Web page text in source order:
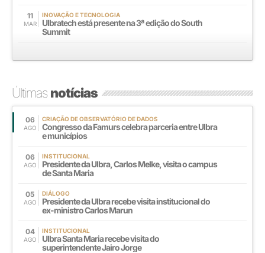
11
MAR
INOVAÇÃO E TECNOLOGIA
Ulbratech está presente na 3ª edição do South
Summit
Últimasnotícias
06
AGO
CRIAÇÃO DE OBSERVATÓRIO DE DADOS
Congresso da Famurs celebra parceria entre Ulbra
e municípios
06
AGO
INSTITUCIONAL
Presidente da Ulbra, Carlos Melke, visita o campus
de Santa Maria
05
AGO
DIÁLOGO
Presidente da Ulbra recebe visita institucional do
ex-ministro Carlos Marun
04
AGO
INSTITUCIONAL
Ulbra Santa Maria recebe visita do
superintendente Jairo Jorge